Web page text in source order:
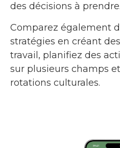
des décisions à prendre.
Comparez également
stratégies en créant
travail, planifiez des
sur plusieurs champs
rotations culturales.